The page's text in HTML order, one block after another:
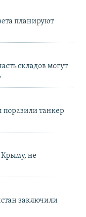
планируют
складов могут
поразили танкер
не
заключили